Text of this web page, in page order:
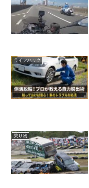
ライフハック
乗り物